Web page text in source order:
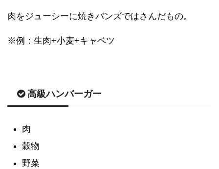
肉をジューシーに焼きバンズではさんだもの。
※例：生肉+小麦+キャベツ
高級ハンバーガー
肉
穀物
野菜